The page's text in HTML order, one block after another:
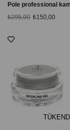
₺150,00
₺295,00
TÜKENDI